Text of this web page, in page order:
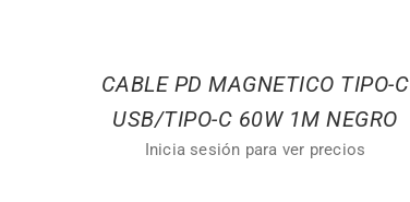
CABLE PD MAGNETICO TIPO-C
USB/TIPO-C 60W 1M NEGRO
Inicia sesión para ver precios